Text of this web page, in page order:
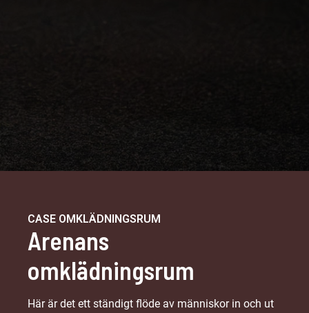
CASE OMKLÄDNINGSRUM
Arenans
omklädningsrum
Här är det ett ständigt flöde av människor in och ut